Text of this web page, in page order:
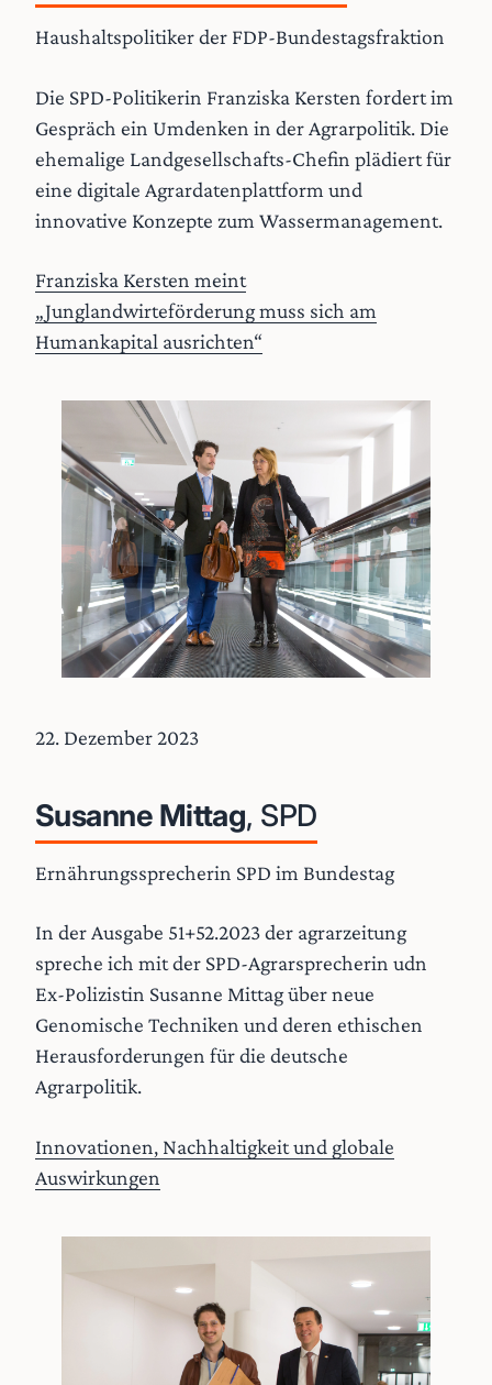
Haushaltspolitiker der FDP-Bundestagsfraktion
Die SPD-Politikerin Franziska Kersten fordert im
Gespräch ein Umdenken in der Agrarpolitik. Die
ehemalige Landgesellschafts-Chefin plädiert für
eine digitale Agrardatenplattform und
innovative Konzepte zum Wassermanagement.
Franziska Kersten meint
„Junglandwirteförderung muss sich am
Humankapital ausrichten“
22. Dezember 2023
Susanne Mittag, SPD
Ernährungssprecherin SPD im Bundestag
In der Ausgabe 51+52.2023 der agrarzeitung
spreche ich mit der SPD-Agrarsprecherin udn
Ex-Polizistin Susanne Mittag über neue
Genomische Techniken und deren ethischen
Herausforderungen für die deutsche
Agrarpolitik.
Innovationen, Nachhaltigkeit und globale
Auswirkungen